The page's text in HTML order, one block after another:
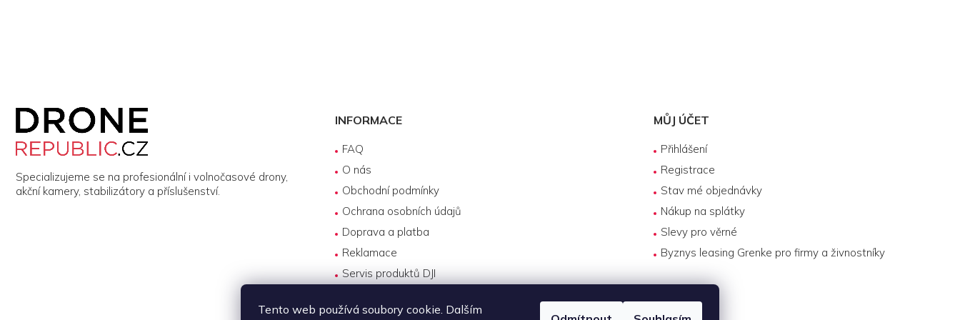
Tento web používá soubory cookie. Dalším
Specializujeme se na profesionální i volnočasové drony,
akční kamery, stabilizátory a příslušenství.
INFORMACE
FAQ
O nás
Obchodní podmínky
Ochrana osobních údajů
Doprava a platba
Reklamace
Servis produktů DJI
MŮJ ÚČET
Přihlášení
Registrace
Stav mé objednávky
Nákup na splátky
Slevy pro věrné
Byznys leasing Grenke pro firmy a živnostníky